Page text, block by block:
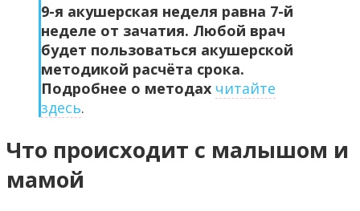
9-я акушерская неделя равна 7-й
неделе от зачатия. Любой врач
будет пользоваться акушерской
методикой расчёта срока.
Подробнее о методах читайте
здесь.
Что происходит с малышом и
мамой